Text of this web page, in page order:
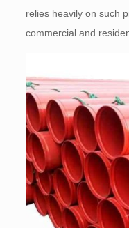
relies heavily on such
commercial and